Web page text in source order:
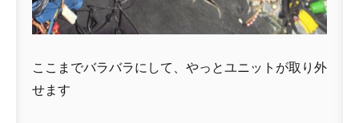
ここまでバラバラにして、やっとユニットが取り外
せます